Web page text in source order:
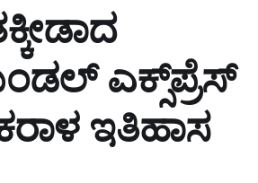
ಎಕ್ಸ್‌ಪ್ರೆಸ್
ಇತಿಹಾಸ